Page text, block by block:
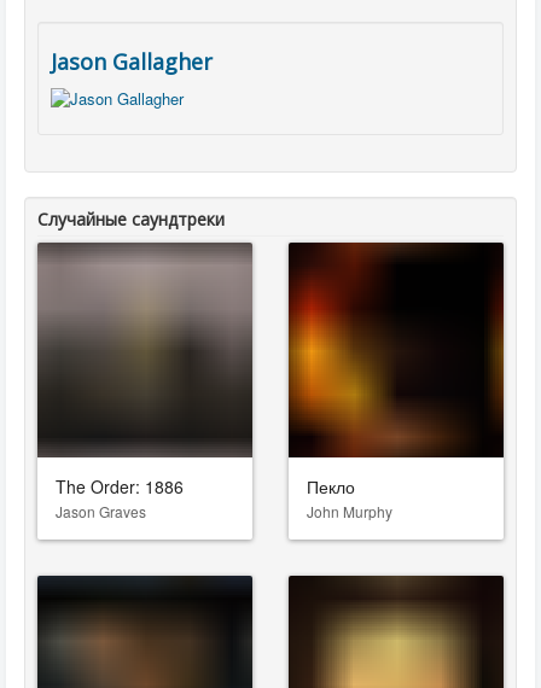
Jason Gallagher
Случайные саундтреки
The Order: 1886
Jason Graves
Пекло
John Murphy